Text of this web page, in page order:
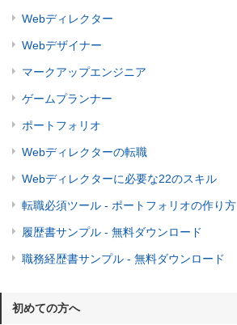
Webディレクター
Webデザイナー
マークアップエンジニア
ゲームプランナー
ポートフォリオ
Webディレクターの転職
Webディレクターに必要な22のスキル
転職必須ツール - ポートフォリオの作り方
履歴書サンプル - 無料ダウンロード
職務経歴書サンプル - 無料ダウンロード
初めての方へ